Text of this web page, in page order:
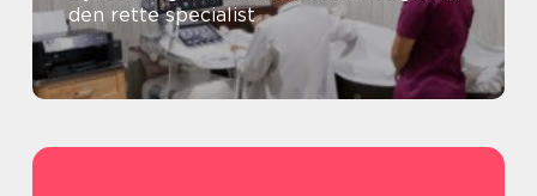
den rette specialist